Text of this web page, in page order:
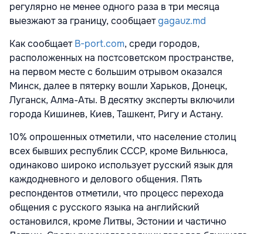
регулярно не менее одного раза в три месяца
выезжают за границу, сообщаетgagauz.md
Как сообщаетB-port.com, среди городов,
расположенных на постсоветском пространстве,
на первом месте с большим отрывом оказался
Минск, далее в пятерку вошли Харьков, Донецк,
Луганск, Алма-Аты. В десятку эксперты включили
города Кишинев, Киев, Ташкент, Ригу и Астану.
10% опрошенных отметили, что население столиц
всех бывших республик СССР, кроме Вильнюса,
одинаково широко использует русский язык для
каждодневного и делового общения. Пять
респондентов отметили, что процесс перехода
общения с русского языка на английский
остановился, кроме Литвы, Эстонии и частично